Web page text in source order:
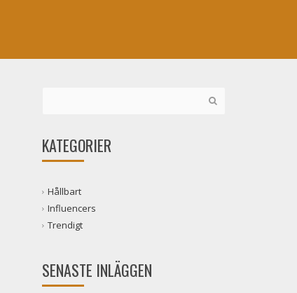
KATEGORIER
Hållbart
Influencers
Trendigt
SENASTE INLÄGGEN